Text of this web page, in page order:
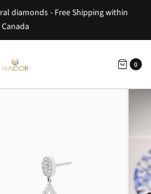
diamonds - Free Shipping within
Canada
0